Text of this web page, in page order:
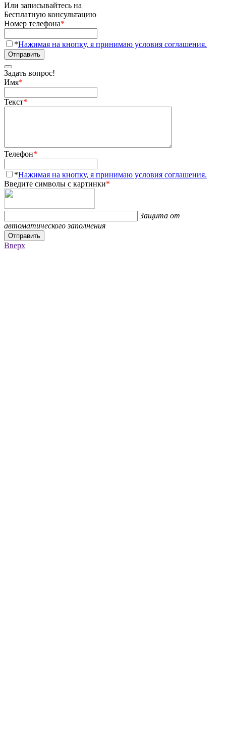
Или записывайтесь на
Бесплатную консультацию
Номер телефона*
*Нажимая на кнопку, я принимаю условия соглашения.
Отправить
Задать вопрос!
Имя*
Текст*
Телефон*
*Нажимая на кнопку, я принимаю условия соглашения.
Введите символы с картинки*
Защита от
автоматического заполнения
Отправить
Вверх